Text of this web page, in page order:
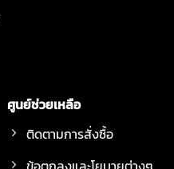
ศูนย์ช่วยเหลือ
ติดตามการสั่งซื้อ